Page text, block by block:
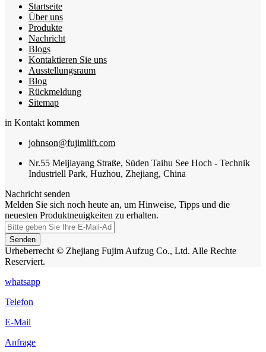
Startseite
Über uns
Produkte
Nachricht
Blogs
Kontaktieren Sie uns
Ausstellungsraum
Blog
Rückmeldung
Sitemap
in Kontakt kommen
johnson@fujimlift.com
Nr.55 Meijiayang Straße, Süden Taihu See Hoch - Technik
Industriell Park, Huzhou, Zhejiang, China
Nachricht senden
Melden Sie sich noch heute an, um Hinweise, Tipps und die
neuesten Produktneuigkeiten zu erhalten.
Senden
Urheberrecht © Zhejiang Fujim Aufzug Co., Ltd. Alle Rechte
Reserviert.
whatsapp
Telefon
E-Mail
Anfrage